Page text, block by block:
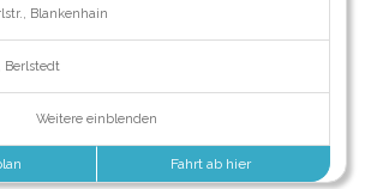
Blankenhain
Berlstedt
Weitere einblenden
Fahrt ab hier